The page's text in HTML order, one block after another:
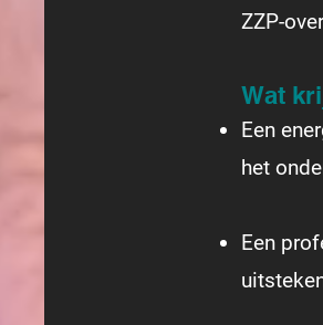
ZZP-
Wat
Een
het
Een